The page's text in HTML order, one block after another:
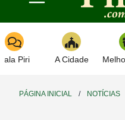
Toggle navigation
Piri A Cidade
PÁGINA INICIAL / NOTÍCIAS